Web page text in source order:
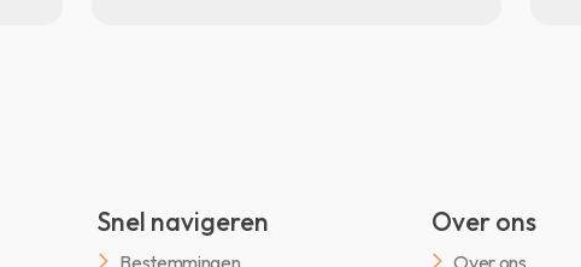
Snel navigeren
Bestemmingen
Over ons
Over ons